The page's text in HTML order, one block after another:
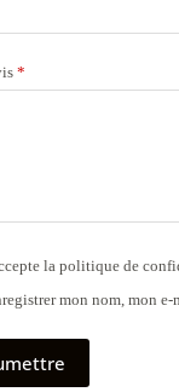
*
lapolitique de
mon nom, mon